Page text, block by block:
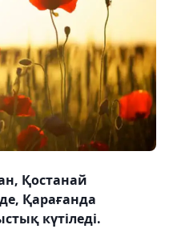
Қостанай
Қарағанда
күтіледі.